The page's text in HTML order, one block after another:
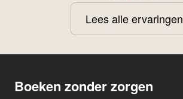
Lees alle ervaringen
Boeken zonder zorgen